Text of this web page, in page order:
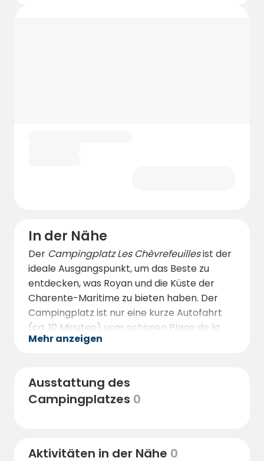
In der Nähe
Der Campingplatz Les Chèvrefeuillesist der
ideale Ausgangspunkt, um das Beste zu
entdecken, was Royan und die Küste der
Charente-Maritime zu bieten haben. Der
Campingplatz ist nur eine kurze Autofahrt
(ca. 10 Minuten) vom schönen Plage de la
Grande-Conche entfernt, einem der
Familienspaß.
Die pulsierende Küstenstadt Royan ist nur
und die lebhafte Markthalle schlendern, die
Mehr anzeigen
Ausstattung des
Campingplatzes 0
Aktivitäten in der Nähe 0